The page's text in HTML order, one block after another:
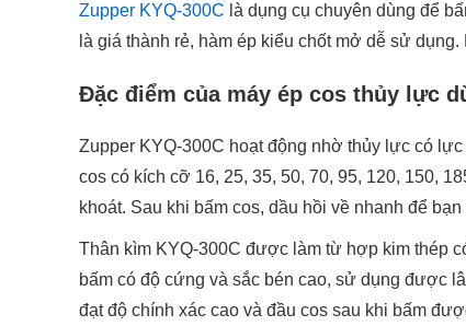
Zupper KYQ-300C là dụng cụ chuyên dùng để
là giá thành rẻ, hàm ép kiểu chốt mở dễ sử
Đặc điểm của máy ép cos thủy lực
Zupper KYQ-300C hoạt động nhờ thủy lực có
cos có kích cỡ 16, 25, 35, 50, 70, 95, 120, 150,
khoát. Sau khi bấm cos, dầu hồi về nhanh để
Thân kìm KYQ-300C được làm từ hợp kim thép
bấm có độ cứng và sắc bén cao, sử dụng được
đạt độ chính xác cao và đầu cos sau khi bấm